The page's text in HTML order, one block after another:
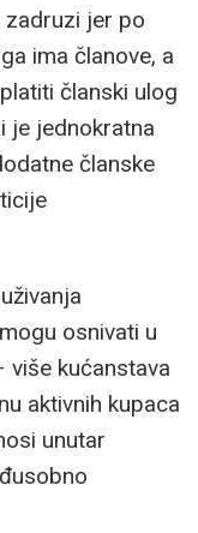
jer po
ima članove, a
članski ulog
je jednokratna
članske
osnivati u
više kućanstava
aktivnih kupaca
unutar